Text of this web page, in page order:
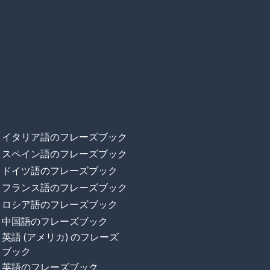
イタリア語のフレーズブック
スペイン語のフレーズブック
ドイツ語のフレーズブック
フランス語のフレーズブック
ロシア語のフレーズブック
中国語のフレーズブック
英語 (アメリカ) のフレーズ
ブック
英語のフレーズブック